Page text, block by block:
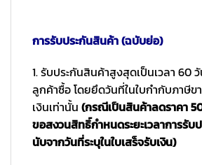
การรับประกันสินค้า (ฉบับย่อ)
1. รับประกันสินค้าสูงสุดเป็นเวลา 60
ลูกค้าซื้อ โดยยึดวันที่ในใบกำกับภาษีข
เงินเท่านั้น (กรณีเป็นสินค้าลดราคา
ขอสงวนสิทธิ์กำหนดระยะเวลาการรับ
นับจากวันที่ระบุในใบเสร็จรับเงิน)